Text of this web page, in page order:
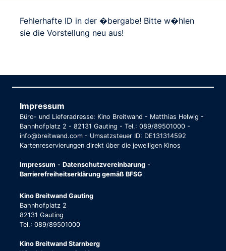
Fehlerhafte ID in der �bergabe! Bitte w�hlen
sie die Vorstellung neu aus!
Impressum
Büro- und Lieferadresse: Kino Breitwand - Matthias Helwig -
Bahnhofplatz 2 - 82131 Gauting - Tel.: 089/89501000 -
info@breitwand.com - Umsatzsteuer ID: DE131314592
Kartenreservierungen direkt über die jeweiligen Kinos
Impressum - Datenschutzvereinbarung -
Barrierefreiheitserklärung gemäß BFSG
Kino Breitwand Gauting
Bahnhofplatz 2
82131 Gauting
Tel.: 089/89501000
Kino Breitwand Starnberg